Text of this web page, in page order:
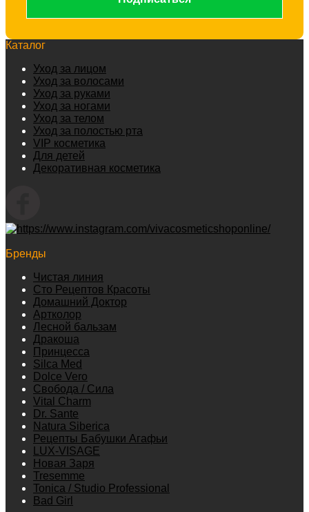
Каталог
Уход за лицом
Уход за волосами
Уход за руками
Уход за ногами
Уход за телом
Уход за полостью рта
VIP косметика
Для детей
Декоративная косметика
Бренды
Чистая линия
Сто Рецептов Красоты
Домашний Доктор
Артколор
Лесной бальзам
Дракоша
Принцесса
Silca Med
Dolce Vero
Свобода / Сила
Vital Charm
Dr. Sante
Natura Siberica
Рецепты Бабушки Агафьи
LUX-VISAGE
Новая Заря
Tresemme
Tonica / Studio Professional
Bad Girl